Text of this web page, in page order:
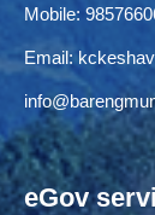
Mobile:
Email:
eGov